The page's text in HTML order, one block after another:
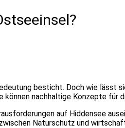
besticht. Doch wie lässt
können nachhaltige Konzepte
auf Hiddensee
Naturschutz und